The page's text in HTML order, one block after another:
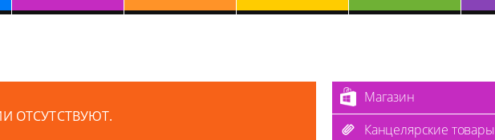
ОТСУТСТВУЮТ.
Магазин
Канцелярские товары